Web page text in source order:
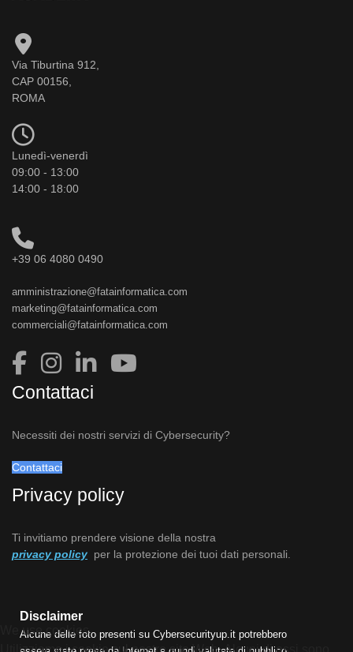
Via Tiburtina 912,
CAP 00156,
ROMA
Lunedì-venerdì
09:00 - 13:00
14:00 - 18:00
+39 06 4080 0490
amministrazione@fatainformatica.com
marketing@fatainformatica.com
commerciali@fatainformatica.com
Contattaci
Necessiti dei nostri servizi di Cybersecurity?
Contattaci
Privacy policy
Ti invitiamo prendere visione della nostra
privacy policy per la protezione dei tuoi dati personali.
Disclaimer
Alcune delle foto presenti su Cybersecurityup.it potrebbero
We use cookies
Utilizziamo i cookie sul nostro sito Web. Alcuni di essi sono